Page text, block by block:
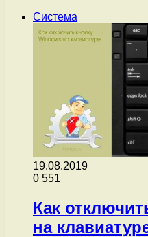
Система
19.08.2019
0 551
Как
на